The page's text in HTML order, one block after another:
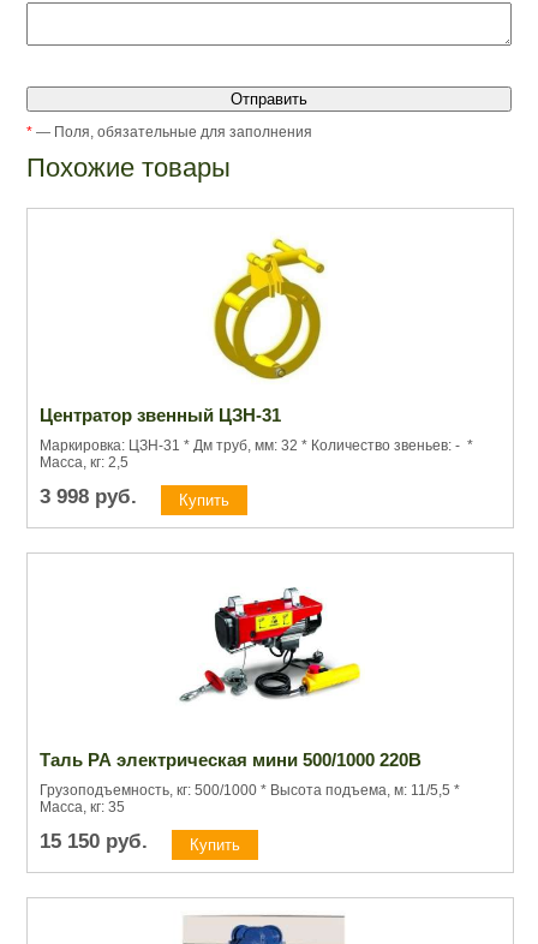
* — Поля, обязательные для заполнения
Похожие товары
Центратор звенный ЦЗН-31
Маркировка: ЦЗН-31 * Дм труб, мм: 32 * Количество звеньев: - *
Масса, кг: 2,5
3 998 руб.
Таль РА электрическая мини 500/1000 220В
Грузоподъемность, кг: 500/1000 * Высота подъема, м: 11/5,5 *
Масса, кг: 35
15 150 руб.